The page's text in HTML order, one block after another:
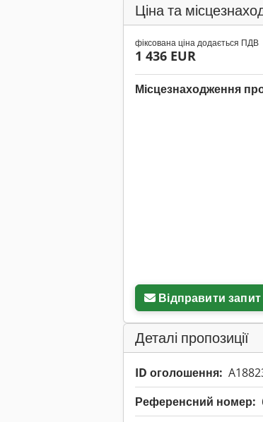
Ціна та
фіксована ціна додається ПДВ
1 436 EUR
Місцезнаходження
Відправити запит
Деталі пропозиції
ID оголошення:
Референсний номер: